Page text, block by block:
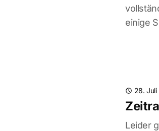
einige
28. Juli
Leider